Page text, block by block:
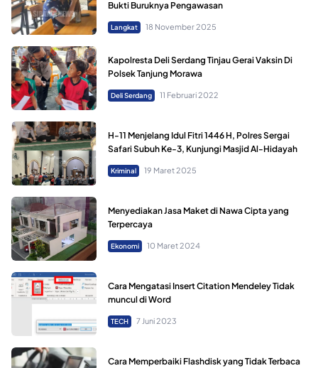
Bukti Buruknya Pengawasan
Langkat 18 November 2025
Kapolresta Deli Serdang Tinjau Gerai Vaksin Di
Polsek Tanjung Morawa
Deli Serdang 11 Februari 2022
H-11 Menjelang Idul Fitri 1446 H, Polres Sergai
Safari Subuh Ke-3, Kunjungi Masjid Al-Hidayah
Kriminal 19 Maret 2025
Menyediakan Jasa Maket di Nawa Cipta yang
Terpercaya
Ekonomi 10 Maret 2024
Cara Mengatasi Insert Citation Mendeley Tidak
muncul di Word
TECH 7 Juni 2023
Cara Memperbaiki Flashdisk yang Tidak Terbaca